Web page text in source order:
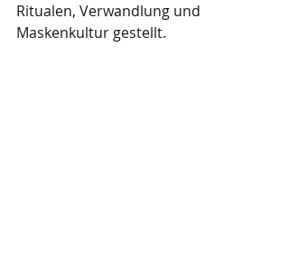
Ritualen, Verwandlung und
Maskenkultur gestellt.